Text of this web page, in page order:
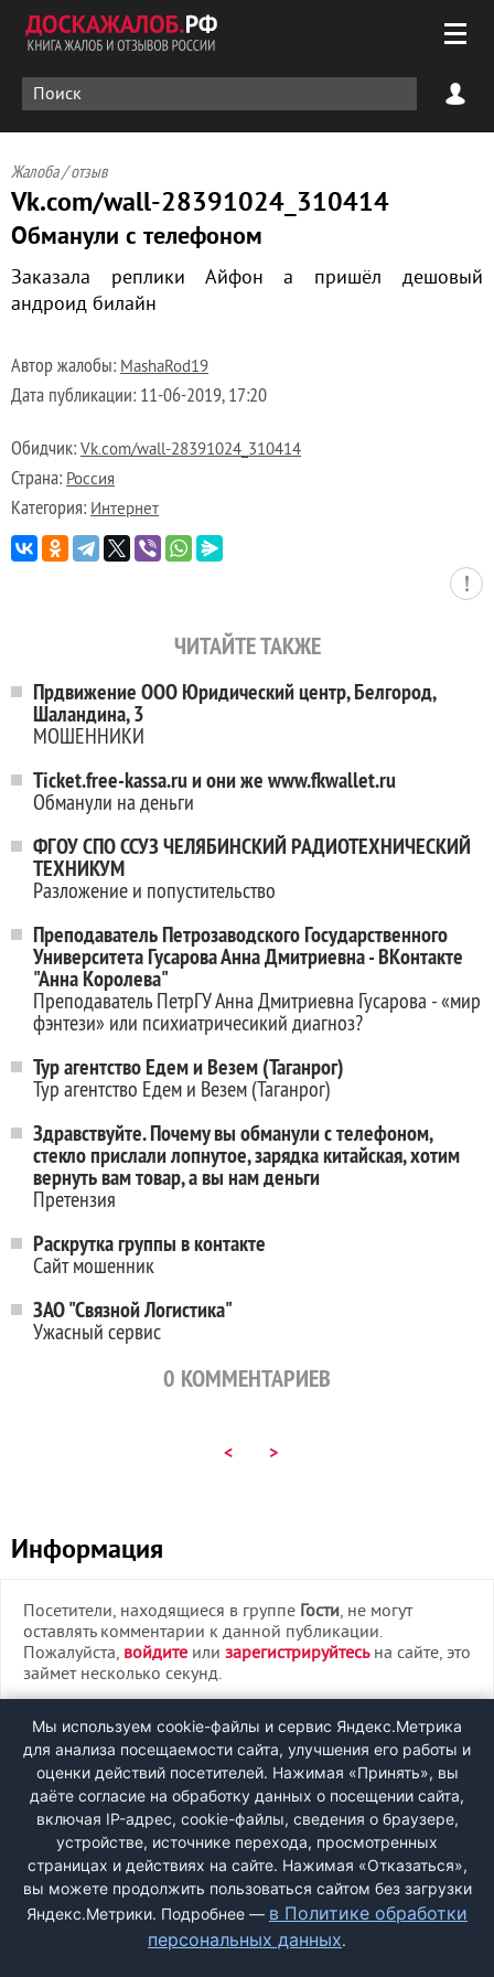
Жалоба / отзыв
Vk.com/wall-28391024_310414
Обманули с телефоном
Заказала реплики Айфон а пришёл дешовый
андроид билайн
Автор жалобы: MashaRod19
Дата публикации: 11-06-2019, 17:20
Обидчик: Vk.com/wall-28391024_310414
Страна: Россия
Категория: Интернет
ЧИТАЙТЕ ТАКЖЕ
Прдвижение ООО Юридический центр, Белгород,
Шаландина, 3
МОШЕННИКИ
Ticket.free-kassa.ru и они же www.fkwallet.ru
Обманули на деньги
ФГОУ СПО ССУЗ ЧЕЛЯБИНСКИЙ РАДИОТЕХНИЧЕСКИЙ
ТЕХНИКУМ
Разложение и попустительство
Преподаватель Петрозаводского Государственного
Университета Гусарова Анна Дмитриевна - ВКонтакте
"Анна Королева"
Преподаватель ПетрГУ Анна Дмитриевна Гусарова - «мир
фэнтези» или психиатричесикий диагноз?
Тур агентство Едем и Везем (Таганрог)
Тур агентство Едем и Везем (Таганрог)
Здравствуйте. Почему вы обманули с телефоном,
стекло прислали лопнутое, зарядка китайская, хотим
вернуть вам товар, а вы нам деньги
Претензия
Раскрутка группы в контакте
Сайт мошенник
ЗАО "Связной Логистика"
Ужасный сервис
0 КОММЕНТАРИЕВ
< >
Информация
Посетители, находящиеся в группе Гости, не могут
оставлять комментарии к данной публикации.
Пожалуйста, войдите или зарегистрируйтесьна сайте, это
займет несколько секунд.
ВХОД
РЕГИСТРАЦИЯ
Быстрая регистрациячерез соцсети:
Мы используем cookie-файлы и сервис Яндекс.Метрика
для анализа посещаемости сайта, улучшения его работы и
оценки действий посетителей. Нажимая «Принять», вы
даёте согласие на обработку данных о посещении сайта,
включая IP-адрес, cookie-файлы, сведения о браузере,
устройстве, источнике перехода, просмотренных
страницах и действиях на сайте. Нажимая «Отказаться»,
вы можете продолжить пользоваться сайтом без загрузки
Яндекс.Метрики. Подробнее — в Политике обработки
персональных данных.